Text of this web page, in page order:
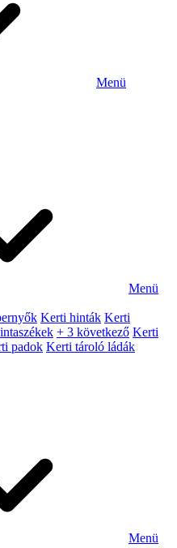
Menü
Menü
Kerti hinták Kerti
+ 3 következő Kerti
padok Kerti tároló ládák
Menü